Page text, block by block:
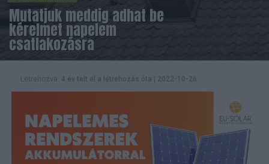
Mutatjuk meddig adhat be
kérelmet napelem
csatlakozásra
Létrehozva: 4 év telt el a létrehozás óta 2022-10-26